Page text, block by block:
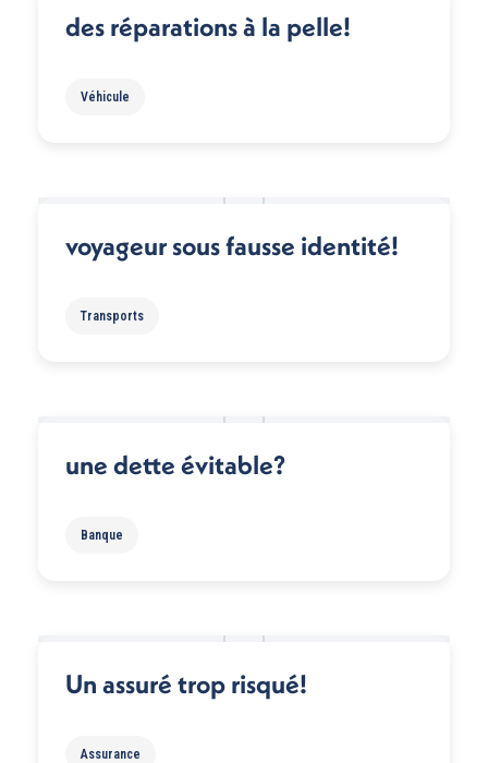
des réparations à la pelle!
Véhicule
voyageur sous fausse identité!
Transports
une dette évitable?
Banque
Un assuré trop risqué!
Assurance